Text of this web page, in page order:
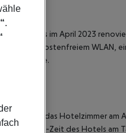
das im April 2023
von kostenfreiem WLAN,
Bar/Lounge.
steht das Hotelzimmer
Out-Zeit des Hotels am
.